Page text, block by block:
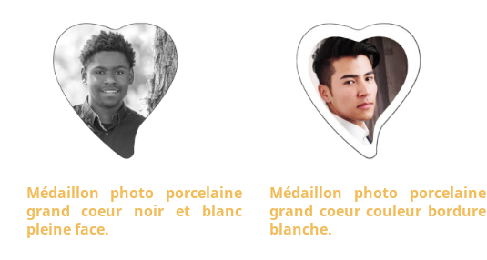
Médaillon photo porcelaine
grand coeur noir et blanc
pleine face.
Médaillon photo porcelaine
grand coeur couleur bordure
blanche.